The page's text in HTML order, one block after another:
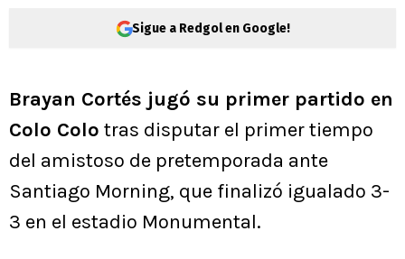
Sigue a Redgol en Google!
Brayan Cortés jugó su primer partido en
Colo Colo tras disputar el primer tiempo
del amistoso de pretemporada ante
Santiago Morning, que finalizó igualado 3-
3 en el estadio Monumental.